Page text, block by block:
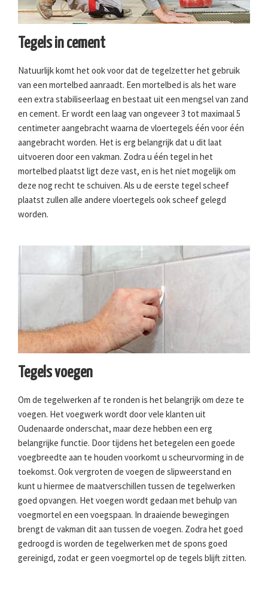
Tegels in cement
Natuurlijk komt het ook voor dat de tegelzetter het gebruik
van een mortelbed aanraadt. Een mortelbed is als het ware
een extra stabiliseerlaag en bestaat uit een mengsel van zand
en cement. Er wordt een laag van ongeveer 3 tot maximaal 5
centimeter aangebracht waarna de vloertegels één voor één
aangebracht worden. Het is erg belangrijk dat u dit laat
uitvoeren door een vakman. Zodra u één tegel in het
mortelbed plaatst ligt deze vast, en is het niet mogelijk om
deze nog recht te schuiven. Als u de eerste tegel scheef
plaatst zullen alle andere vloertegels ook scheef gelegd
worden.
Tegels voegen
Om de tegelwerken af te ronden is het belangrijk om deze te
voegen. Het voegwerk wordt door vele klanten uit
Oudenaarde onderschat, maar deze hebben een erg
belangrijke functie. Door tijdens het betegelen een goede
voegbreedte aan te houden voorkomt u scheurvorming in de
toekomst. Ook vergroten de voegen de slipweerstand en
kunt u hiermee de maatverschillen tussen de tegelwerken
goed opvangen. Het voegen wordt gedaan met behulp van
voegmortel en een voegspaan. In draaiende bewegingen
brengt de vakman dit aan tussen de voegen. Zodra het goed
gedroogd is worden de tegelwerken met de spons goed
gereinigd, zodat er geen voegmortel op de tegels blijft zitten.